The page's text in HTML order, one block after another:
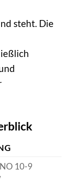
steht. Die
10-9